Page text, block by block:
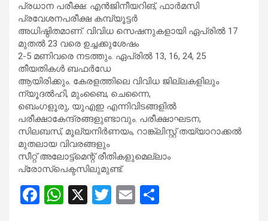
പ്രധാന പരീക്ഷ: എന്‍ജിനീയറിങ്, ഫാര്‍മസി
പ്രവേശനപരീക്ഷ കമ്പ്യൂട്ടര്‍
അധിഷ്ഠിതമാണ്. വിവിധ സെഷനുകളായി ഏപ്രില്‍ 17
മുതല്‍ 23 വരെ ഉച്ചക്കുശേഷം
2-5 മണിവരെ നടത്തും. ഏപ്രില്‍ 13, 16, 24, 25
തീയതികള്‍ ബഫര്‍ഡേ
ആയിരിക്കും. കേരളത്തിലെ വിവിധ ജില്ലകളിലും
ന്യൂദല്‍ഹി, മുംബൈ, ചെന്നൈ,
ബെംഗളൂരു, യുഎഇ എന്നിവിടങ്ങളില്‍
പരീക്ഷാകേന്ദ്രങ്ങളുണ്ടാവും. പരീക്ഷാഘടന,
സിലബസ്, മൂല്യനിര്‍ണയം, റാങ്ക്ലിസ്റ്റ് തയ്യാറാക്കല്‍
മുതലായ വിവരങ്ങളും
സീറ്റ് അലോട്ട്മെന്റ് രീതികളുമെല്ലാം
പ്രോസ്പെക്ടസിലുമുണ്ട്.
F
W X
T
E